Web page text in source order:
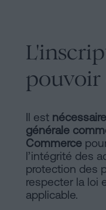
Il est
générale
Commerce
l’intégrité des
protection des
respecter la loi
applicable.